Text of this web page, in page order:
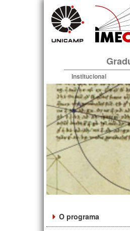
Institucional
O programa